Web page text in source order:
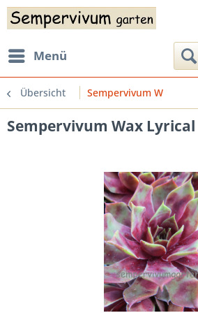
Menü
Übersicht Sempervivum W
Sempervivum Wax Lyrical